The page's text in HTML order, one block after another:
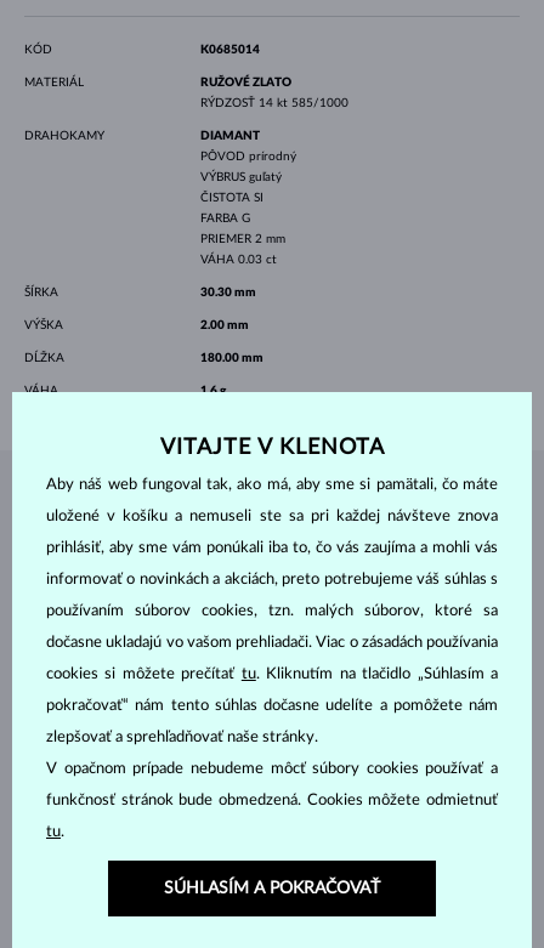
KÓD K0685014
MATERIÁL
RUŽOVÉ ZLATO
RÝDZOSŤ 14 kt 585/1000
DRAHOKAMY
DIAMANT
PÔVOD prírodný
VÝBRUS guľatý
ČISTOTA SI
FARBA G
PRIEMER 2 mm
VÁHA 0.03 ct
ŠÍRKA 30.30 mm
VÝŠKA 2.00 mm
DĹŽKA 180.00 mm
VÁHA 1.6 g
ŠPERKY Z ATELIÉRU KLENOTA
VITAJTE V KLENOTA
Aby náš web fungoval tak, ako má, aby sme si pamätali, čo máte
uložené v košíku a nemuseli ste sa pri každej návšteve znova
prihlásiť, aby sme vám ponúkali iba to, čo vás zaujíma a mohli vás
informovať o novinkách a akciách, preto potrebujeme váš súhlas s
používaním súborov cookies, tzn. malých súborov, ktoré sa
dočasne ukladajú vo vašom prehliadači. Viac o zásadách používania
cookies si môžete prečítať tu. Kliknutím na tlačidlo „Súhlasím a
pokračovať“ nám tento súhlas dočasne udelíte a pomôžete nám
zlepšovať a sprehľadňovať naše stránky.
V opačnom prípade nebudeme môcť súbory cookies používať a
funkčnosť stránok bude obmedzená. Cookies môžete odmietnuť
tu.
SÚHLASÍM A POKRAČOVAŤ